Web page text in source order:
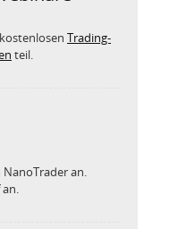
Trading-
teil.
an.
an.